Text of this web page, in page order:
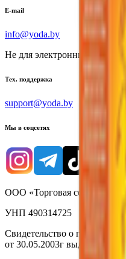
E-mail
info@yoda.by
Не для электронных
Тех. поддержка
support@yoda.by
Мы в соцсетях
ООО «Торговая сеть
УНП 490314725
Свидетельство о
от 30.05.2003г выдано